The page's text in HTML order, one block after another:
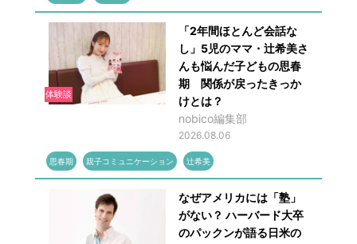
体験談
「2年間ほとんど会話な
し」5児のママ・辻希美さ
んも悩んだ子どもの思春
期 関係が戻ったきっか
けとは？
nobico編集部
2026.08.06
思春期 親子コミュニケーション 辻希美
なぜアメリカには「塾」
がない？ ハーバード大卒
のパックンが語る日米の